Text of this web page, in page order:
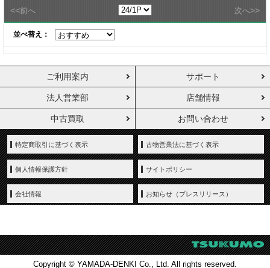
<<前へ 次へ>>
並べ替え：
ご利用案内 サポート
法人営業部 店舗情報
中古買取 お問い合わせ
特定商取引に基づく表示 古物営業法に基づく表示
個人情報保護方針 サイトポリシー
会社情報 お知らせ（プレスリリース）
Copyright © YAMADA-DENKI Co., Ltd. All rights reserved.